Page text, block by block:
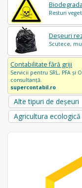
Resturi
Deșeuri
Scutece,
Contabilitate fără griji
Servicii pentru SRL, PFA și
consultanță.
supercontabil.ro
Alte tipuri de deșeuri
Agricultura ecologică